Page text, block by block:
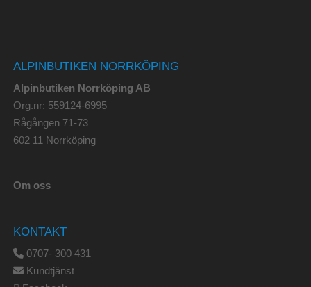
ALPINBUTIKEN NORRKÖPING
Alpinbutiken Norrköping AB
Org.nr: 559124-6995
Rågången 71-73
602 11 Norrköping
Om oss
KONTAKT
0707- 300 431
Kundtjänst